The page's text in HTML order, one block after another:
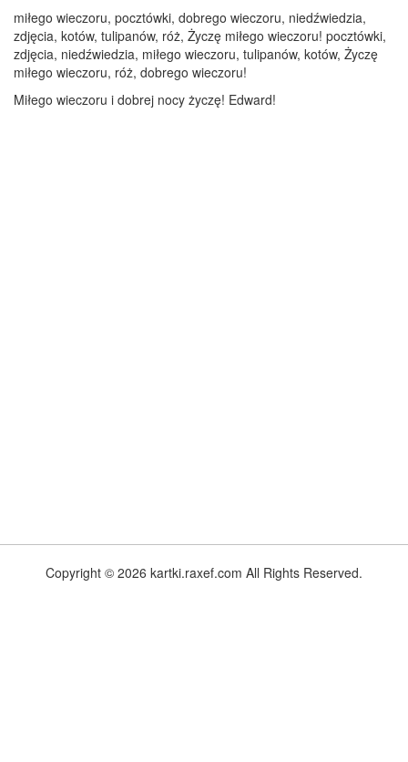
miłego wieczoru, pocztówki, dobrego wieczoru, niedźwiedzia,
zdjęcia, kotów, tulipanów, róż, Życzę miłego wieczoru! pocztówki,
zdjęcia, niedźwiedzia, miłego wieczoru, tulipanów, kotów, Życzę
miłego wieczoru, róż, dobrego wieczoru!
Miłego wieczoru i dobrej nocy życzę! Edward!
Copyright © 2026 kartki.raxef.com All Rights Reserved.